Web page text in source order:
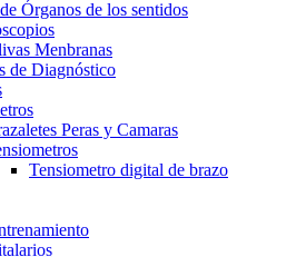
Órganos de los sentidos
Menbranas
de Diagnóstico
Peras y Camaras
Tensiometro digital de brazo